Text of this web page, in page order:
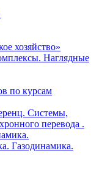
хозяйство»
Наглядные
по курсам
Системы,
перевода .
Газодинамика.